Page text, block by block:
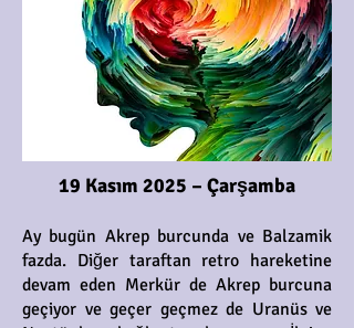
19 Kasım 2025 – Çarşamba
Ay bugün Akrep burcunda ve Balzamik
fazda. Diğer taraftan retro hareketine
devam eden Merkür de Akrep burcuna
geçiyor ve geçer geçmez de Uranüs ve